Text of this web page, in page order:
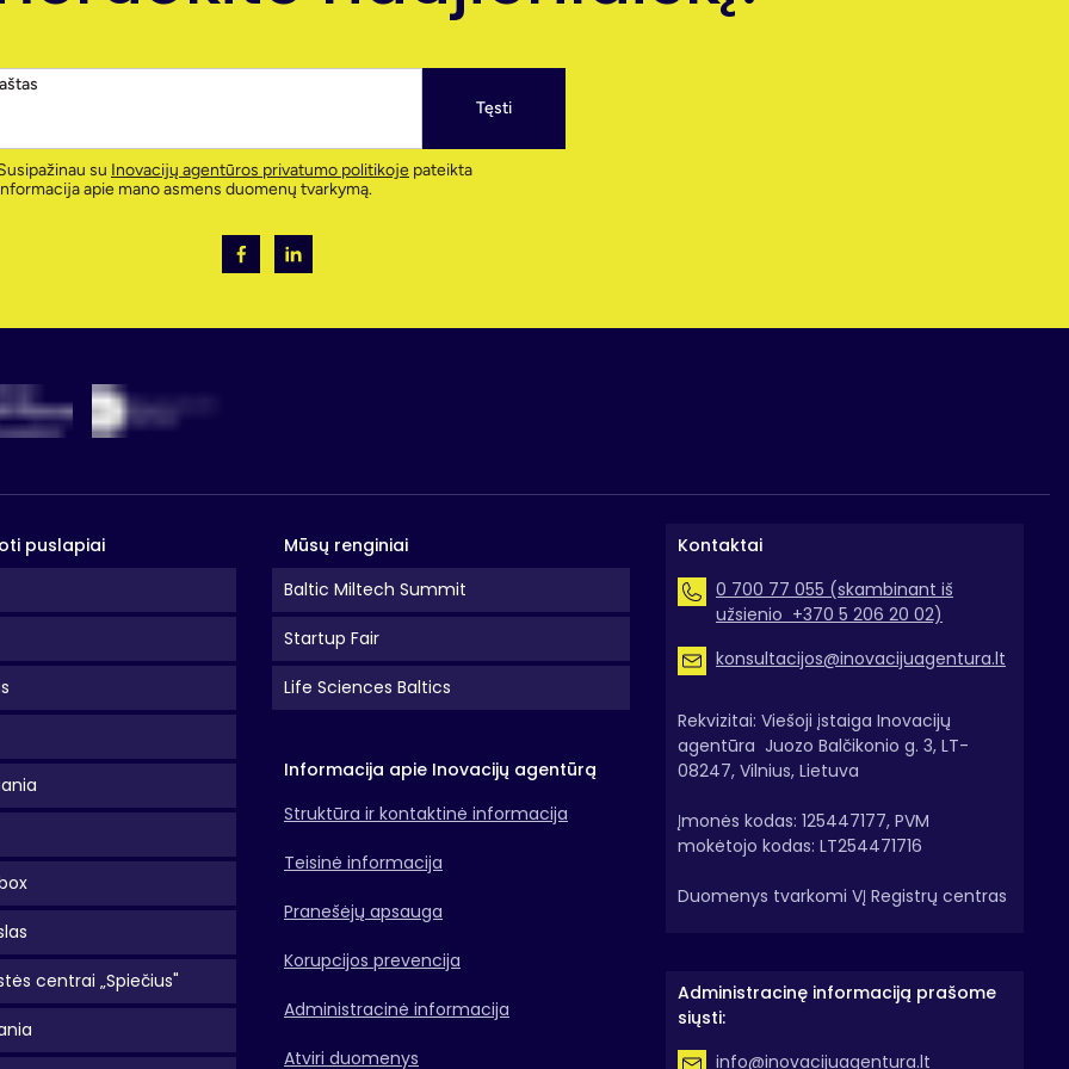
Tęsti
su Inovacijų agentūros privatumo politikoje pateikta
apie mano asmens duomenų tvarkymą.
puslapiai
centrai „Spiečius"
Mūsų renginiai
Baltic Miltech Summit
Startup Fair
Life Sciences Baltics
Informacija apie Inovacijų agentūrą
Struktūra ir kontaktinė informacija
Teisinė informacija
Pranešėjų apsauga
Korupcijos prevencija
Administracinė informacija
Atviri duomenys
Kontaktai
0 700 77 055 (skambinant iš
užsienio +370 5 206 20 02)
konsultacijos@inovacijuagentura.lt
Rekvizitai: Viešoji įstaiga Inovacijų
agentūra Juozo Balčikonio g. 3, LT-
08247, Vilnius, Lietuva
Įmonės kodas: 125447177, PVM
mokėtojo kodas: LT254471716
Duomenys tvarkomi VĮ Registrų centras
Administracinę informaciją prašome
siųsti:
info@inovacijuagentura.lt